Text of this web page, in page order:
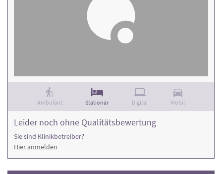
Ambulant Stationär Digital Mobil
Leider noch ohne Qualitätsbewertung
Sie sind Klinikbetreiber?
Hier anmelden